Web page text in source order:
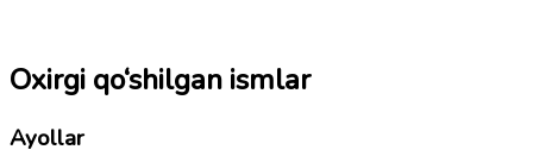
Oxirgi qo‘shilgan ismlar
Ayollar